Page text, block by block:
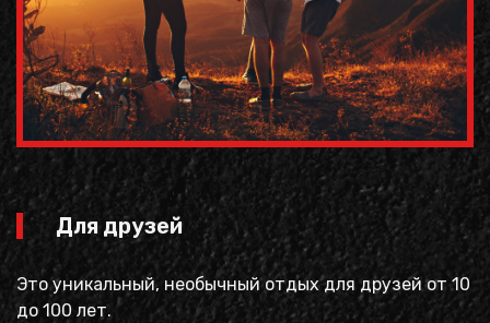
Для друзей
Это уникальный, необычный отдых для друзей от 10
до 100 лет.